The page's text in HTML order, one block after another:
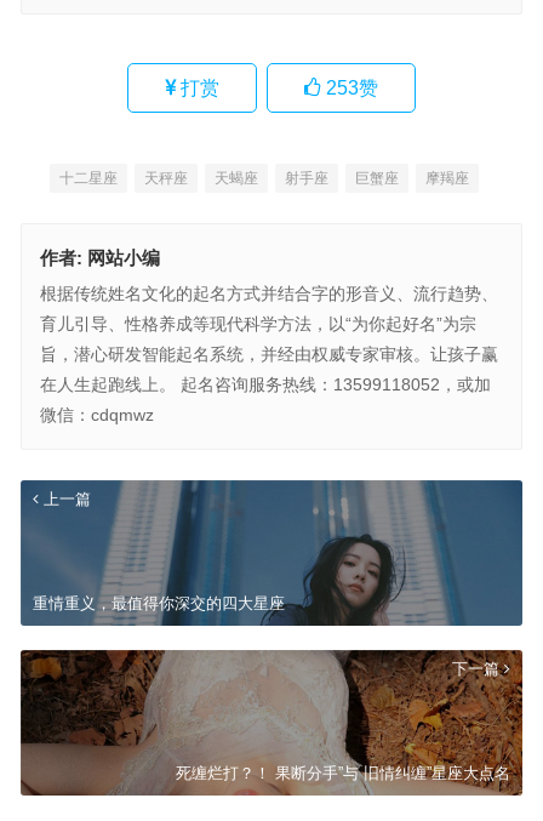
打赏 253赞
十二星座 天秤座 天蝎座 射手座 巨蟹座 摩羯座
作者: 网站小编
根据传统姓名文化的起名方式并结合字的形音义、流行趋势、
育儿引导、性格养成等现代科学方法，以“为你起好名”为宗
旨，潜心研发智能起名系统，并经由权威专家审核。让孩子赢
在人生起跑线上。 起名咨询服务热线：13599118052，或加
微信：cdqmwz
上一篇
重情重义，最值得你深交的四大星座
下一篇
死缠烂打？！ 果断分手”与 旧情纠缠”星座大点名